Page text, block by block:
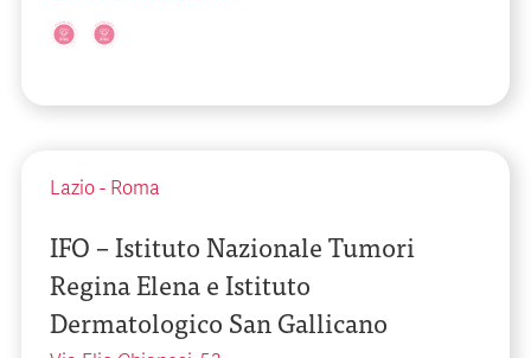
Lazio - Roma
IFO – Istituto Nazionale Tumori
Regina Elena e Istituto
Dermatologico San Gallicano